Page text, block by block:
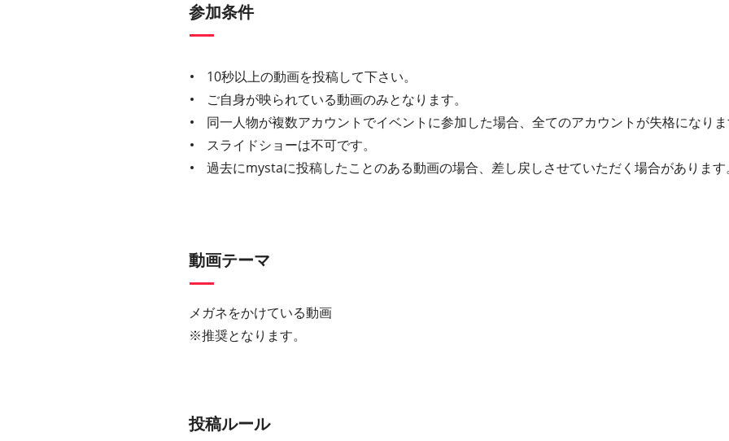
参加条件
10秒以上の動画を投稿して下さい。
ご自身が映られている動画のみとなります。
同一人物が複数アカウントでイベントに参加した場合、全てのアカウントが失格になり
スライドショーは不可です。
過去にmystaに投稿したことのある動画の場合、差し戻しさせていただく場合があります
動画テーマ
メガネをかけている動画
※推奨となります。
投稿ルール